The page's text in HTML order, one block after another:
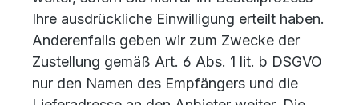
Ihre ausdrückliche Einwilligung erteilt haben.
Anderenfalls geben wir zum Zwecke der
Zustellung gemäß Art. 6 Abs. 1 lit. b DSGVO
nur den Namen des Empfängers und die